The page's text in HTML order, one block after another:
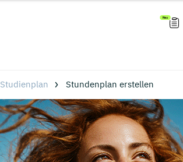
Studienplan Stundenplan erstellen